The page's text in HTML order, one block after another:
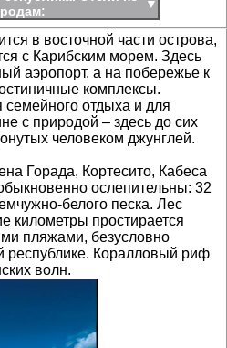
▼
в восточной части острова,
с Карибским морем. Здесь
аэропорт, а на побережье к
комплексы.
семейного отдыха и для
с природой – здесь до сих
человеком джунглей.
Горада, Кортесито, Кабеса
ослепительны: 32
белого песка. Лес
километры простирается
пляжами, безусловно
республике. Коралловый риф
волн.